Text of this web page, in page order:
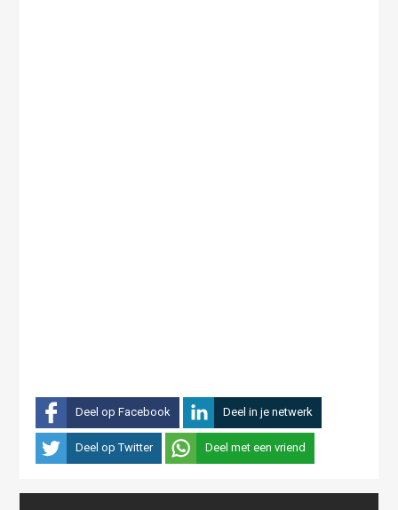
Deel op Facebook Deel in je netwerk
Deel op Twitter Deel met een vriend